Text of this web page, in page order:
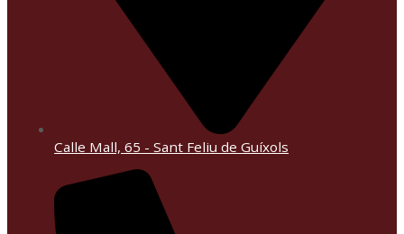
Calle Mall, 65 - Sant Feliu de Guíxols